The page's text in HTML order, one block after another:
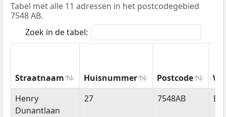
Tabel met alle 11 adressen in het postcodegebied
7548 AB.
Zoek in de tabel:
Straatnaam Huisnummer Postcode
Straatnaam
Huisnummer Postcode
Henry
Dunantlaan
27 7548AB